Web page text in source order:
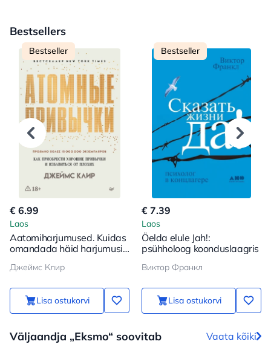
Bestsellers
Bestseller
€ 6.99
Laos
Aatomiharjumused. Kuidas
omandada häid harjumusi
Джеймс Клир
Lisa ostukorvi
Bestseller
€ 7.39
Laos
Öelda elule Jah!:
psühholoog koonduslaagris
Виктор Франкл
Lisa ostukorvi
Väljaandja „Eksmo“ soovitab Vaata kõiki